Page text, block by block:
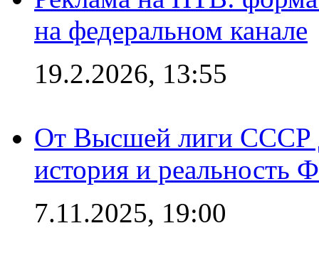
на федеральном канале
19.2.2026, 13:55
От Высшей лиги СССР
история и реальность
7.11.2025, 19:00